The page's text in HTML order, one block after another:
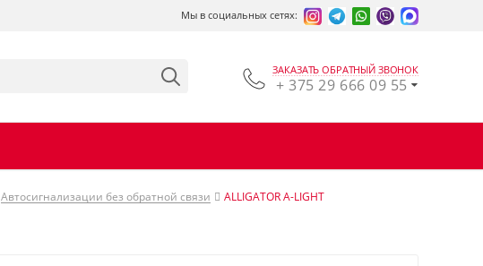
Мы в социальных сетях:
ЗАКАЗАТЬ ОБРАТНЫЙ ЗВОНОК
+ 375 29 666 09 55
Автосигнализации без обратной связи ALLIGATOR А-LIGHT